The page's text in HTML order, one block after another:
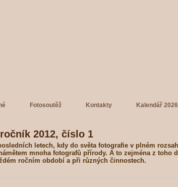
Fotosoutěž Kontakty Kalendář 2026
2012, číslo 1
letech, kdy do světa fotografie v plném
mnoha fotografů přírody. A to zejména z toho
ročním období a při různých činnostech.